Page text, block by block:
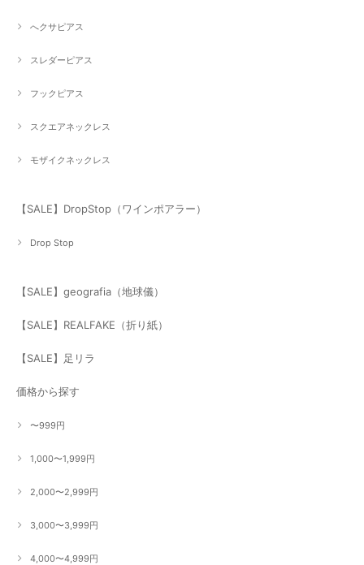
へクサピアス
スレダーピアス
フックピアス
スクエアネックレス
モザイクネックレス
【SALE】DropStop（ワインポアラー）
Drop Stop
【SALE】geografia（地球儀）
【SALE】REALFAKE（折り紙）
【SALE】足リラ
価格から探す
〜999円
1,000〜1,999円
2,000〜2,999円
3,000〜3,999円
4,000〜4,999円